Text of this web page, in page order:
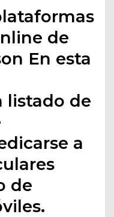
de
En esta
listado de
a
de